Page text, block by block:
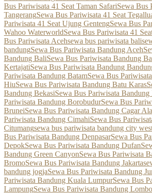
Bus Pariwisata 41 Seat Taman SafariSewa Bus
TangerangSewa Bus Pariwisata 41 Seat
Pariwisata 41 Seat Ujung GentengSewa Bus
Wahoo WaterworldSewa Bus Pariwisata 41
Bus Pariwisata Acehsewa bus pariwisata bali
bandungSewa Bus Pariwisata Bandung Aceh
Bandung BaliSewa Bus Pariwisata Bandung
KertajatiSewa Bus Pariwisata Bandung
Pariwisata Bandung BatamSewa Bus
HiuSewa Bus Pariwisata Bandung Batu Karas
Bandung BekasiSewa Bus Pariwisata
Pariwisata Bandung BorobudurSewa Bus
BruneiSewa Bus Pariwisata Bandung Cagar
Pariwisata Bandung CimahiSewa Bus
Citumangsewa bus pariwisata bandung city
Bus Pariwisata Bandung DenpasarSewa Bus
DepokSewa Bus Pariwisata Bandung Dufan
Bandung Green CanyonSewa Bus Pariwisata
BromoSewa Bus Pariwisata Bandung Jakarta
bandung jogjaSewa Bus Pariwisata Bandung
Pariwisata Bandung Kuala LumpurSewa Bus
LampungSewa Bus Pariwisata Bandung